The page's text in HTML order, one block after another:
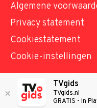
Algemene
Privacy statement
Cookiestatement
Cookie-instellingen
© TVgids.nl 2026 -
datamining.
TVgids
TVgids.nl
GRATIS - In